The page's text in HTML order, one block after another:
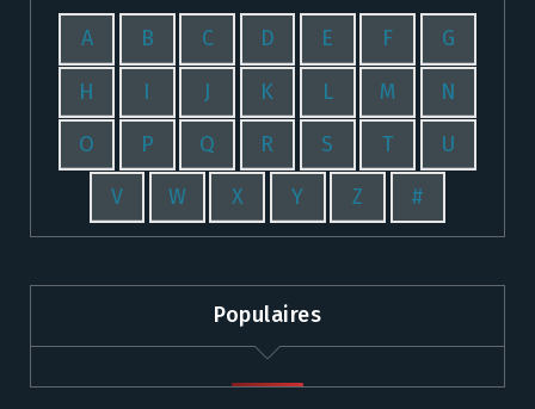
A B C D E F G
H I J K L M N
O P Q R S T U
V W X Y Z #
Populaires